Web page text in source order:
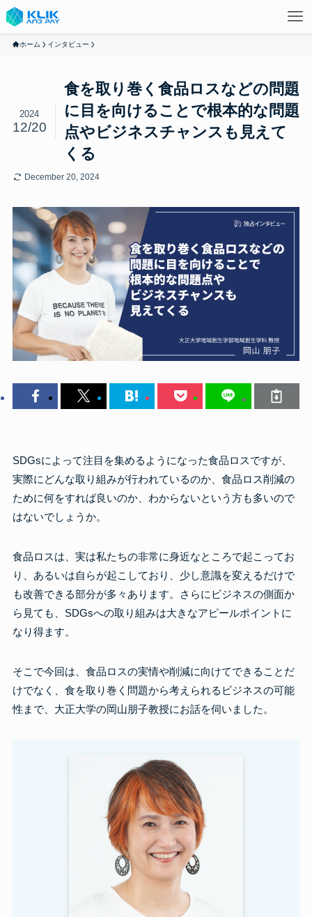
ホーム インタビュー
食を取り巻く食品ロスなどの問題
に目を向けることで根本的な問題
点やビジネスチャンスも見えて
くる
2024
12/20
December 20, 2024
SDGsによって注目を集めるようになった食品ロスですが、
実際にどんな取り組みが行われているのか、食品ロス削減の
ために何をすれば良いのか、わからないという方も多いので
はないでしょうか。
食品ロスは、実は私たちの非常に身近なところで起こってお
り、あるいは自らが起こしており、少し意識を変えるだけで
も改善できる部分が多々あります。さらにビジネスの側面か
ら見ても、SDGsへの取り組みは大きなアピールポイントに
なり得ます。
そこで今回は、食品ロスの実情や削減に向けてできることだ
けでなく、食を取り巻く問題から考えられるビジネスの可能
性まで、大正大学の岡山朋子教授にお話を伺いました。